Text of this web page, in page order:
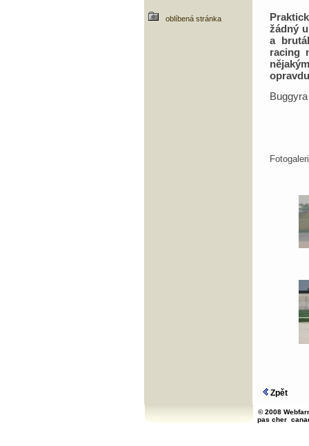
oblíbená stránka
žádný
a
racing
Buggyra
Zpět
© 2008
pas cher